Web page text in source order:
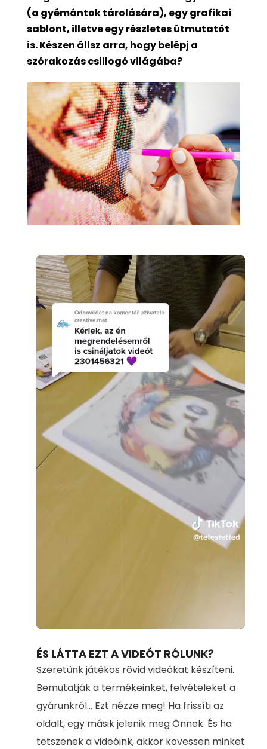
(a gyémántok tárolására), egy grafikai
sablont, illetve egy részletes útmutatót
is. Készen állsz arra, hogy belépj a
szórakozás csillogó világába?
39.98%
ÉS LÁTTA EZT A VIDEÓT RÓLUNK?
Szeretünk játékos rövid videókat készíteni.
Bemutatják a termékeinket, felvételeket a
gyárunkról... Ezt nézze meg! Ha frissíti az
oldalt, egy másik jelenik meg Önnek. És ha
tetszenek a videóink, akkor kövessen minket